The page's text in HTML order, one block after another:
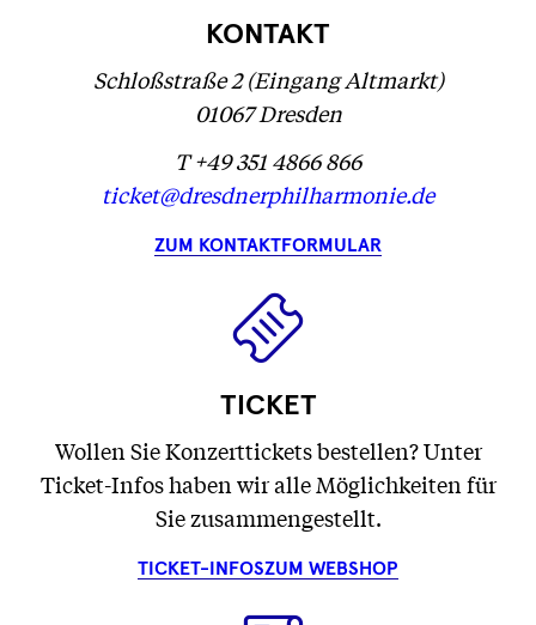
KONTAKT
Schloßstraße 2 (Eingang Altmarkt)
01067 Dresden
T +49 351 4866 866
ticket@dresdnerphilharmonie.de
ZUM KONTAKTFORMULAR
TICKET
Wollen Sie Konzerttickets bestellen? Unter
Ticket-Infos haben wir alle Möglichkeiten für
Sie zusammengestellt.
TICKET-INFOSZUM WEBSHOP